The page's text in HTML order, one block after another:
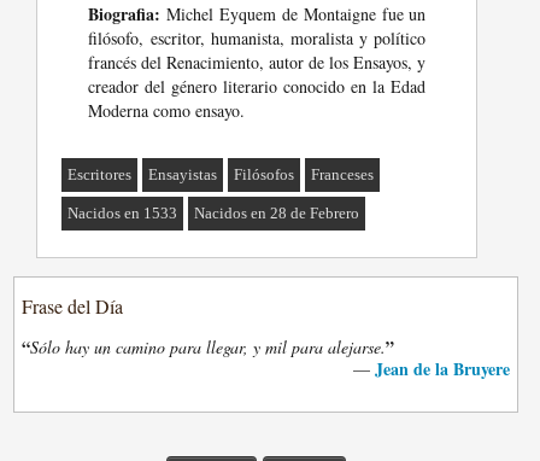
Biografia: Michel Eyquem de Montaigne fue un
filósofo, escritor, humanista, moralista y político
francés del Renacimiento, autor de los Ensayos, y
creador del género literario conocido en la Edad
Moderna como ensayo.
Escritores Ensayistas Filósofos Franceses
Nacidos en 1533 Nacidos en 28 de Febrero
Frase del Día
“Sólo hay un camino para llegar, y mil para alejarse.”
— Jean de la Bruyere